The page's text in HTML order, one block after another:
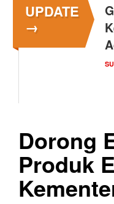
UPDATE
→
Dorong
Produk